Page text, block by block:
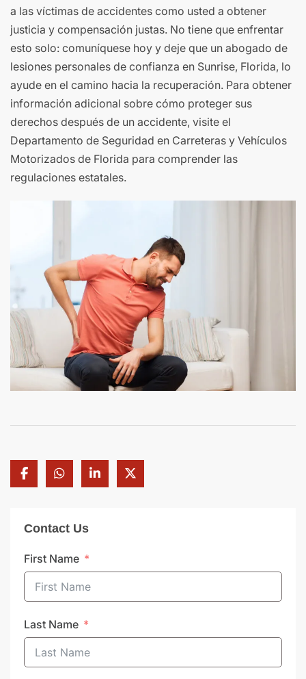
a las víctimas de accidentes como usted a obtener
justicia y compensación justas. No tiene que enfrentar
esto solo: comuníquese hoy y deje que un abogado de
lesiones personales de confianza en Sunrise, Florida, lo
ayude en el camino hacia la recuperación. Para obtener
información adicional sobre cómo proteger sus
derechos después de un accidente, visite el
Departamento de Seguridad en Carreteras y Vehículos
Motorizados de Florida para comprender las
regulaciones estatales.
Contact Us
First Name
Last Name